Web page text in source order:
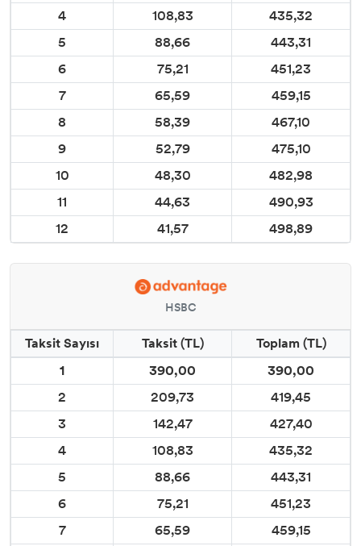
4
108,83
435,32
5
88,66
443,31
6
75,21
451,23
7
65,59
459,15
8
58,39
467,10
9
52,79
475,10
10
48,30
482,98
11
44,63
490,93
12
41,57 498,89
HSBC
Taksit Sayısı Taksit (TL)
Toplam (TL)
1
390,00
390,00
2
209,73
419,45
3
142,47
427,40
4
108,83
435,32
5
88,66
443,31
6
75,21
451,23
7
65,59
459,15